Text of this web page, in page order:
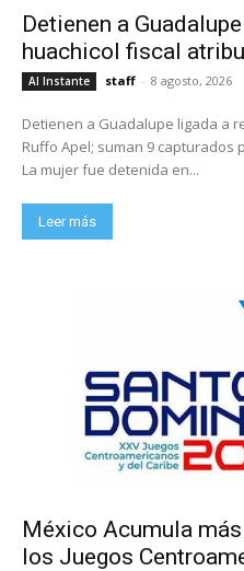
Detienen a
huachicol fiscal
Al Instante staff - 8 agosto, 2026
Detienen a Guadalupe ligada a
Ruffo Apel; suman 9
La mujer fue detenida en...
Leer más
México Acumula
los Juegos